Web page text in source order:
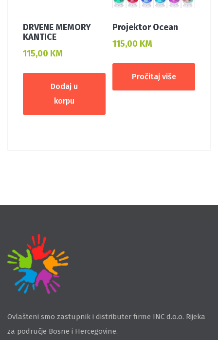
DRVENE MEMORY
KANTICE
115,00 KM
Dodaj u
korpu
Projektor Ocean
115,00 KM
Pročitaj više
Ovlašteni smo zastupnik i distributer firme INC d.o.o. Rijeka
za područje Bosne i Hercegovine.